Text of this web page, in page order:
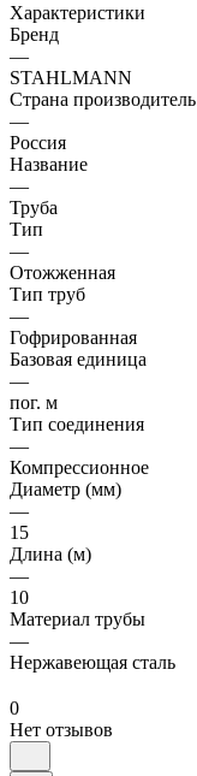
Характеристики
Бренд
—
STAHLMANN
Страна производитель
—
Россия
Название
—
Труба
Тип
—
Отожженная
Тип труб
—
Гофрированная
Базовая единица
—
пог. м
Тип соединения
—
Компрессионное
Диаметр (мм)
—
15
Длина (м)
—
10
Материал трубы
—
Нержавеющая сталь
0
Нет отзывов